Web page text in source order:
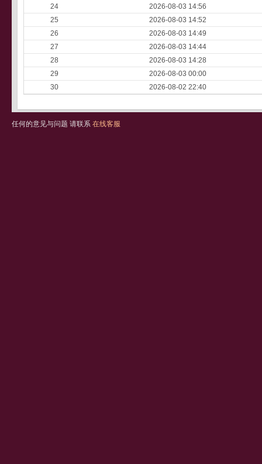
24
2026-08-03 14:56
25
2026-08-03 14:52
26
2026-08-03 14:49
27
2026-08-03 14:44
28
2026-08-03 14:28
29
2026-08-03 00:00
30
2026-08-02 22:40
任何的意见与问题 请联系 在线客服